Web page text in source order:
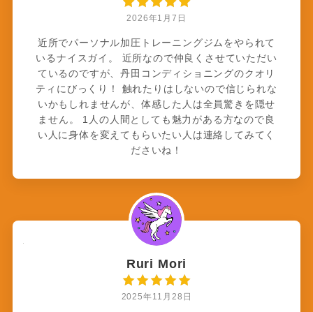
2026年1月7日
近所でパーソナル加圧トレーニングジムをやられて
いるナイスガイ。 近所なので仲良くさせていただい
ているのですが、丹田コンディショニングのクオリ
ティにびっくり！ 触れたりはしないので信じられな
いかもしれませんが、体感した人は全員驚きを隠せ
ません。 1人の人間としても魅力がある方なので良
い人に身体を変えてもらいたい人は連絡してみてく
ださいね！
Ruri Mori
2025年11月28日